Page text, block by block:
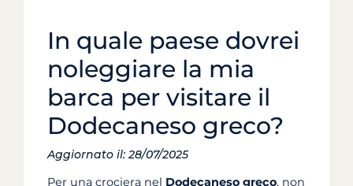
In quale paese dovrei
noleggiare la mia
barca per visitare il
Dodecaneso greco?
Aggiornato il: 28/07/2025
Per una crociera nel Dodecaneso greco, non